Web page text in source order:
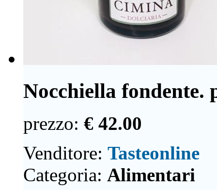
Nocchiella fondente.
prezzo: € 42.00
Venditore: Tasteonline
Categoria: Alimentari